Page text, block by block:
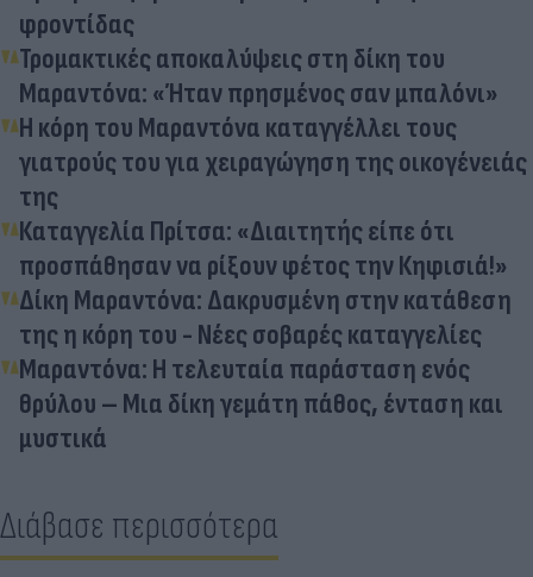
φροντίδας
Τρομακτικές αποκαλύψεις στη δίκη του
Μαραντόνα: «Ήταν πρησμένος σαν μπαλόνι»
Η κόρη του Μαραντόνα καταγγέλλει τους
γιατρούς του για χειραγώγηση της οικογένειάς
της
Καταγγελία Πρίτσα: «Διαιτητής είπε ότι
προσπάθησαν να ρίξουν φέτος την Κηφισιά!»
Δίκη Μαραντόνα: Δακρυσμένη στην κατάθεση
της η κόρη του - Νέες σοβαρές καταγγελίες
Μαραντόνα: Η τελευταία παράσταση ενός
θρύλου – Μια δίκη γεμάτη πάθος, ένταση και
μυστικά
Διάβασε περισσότερα